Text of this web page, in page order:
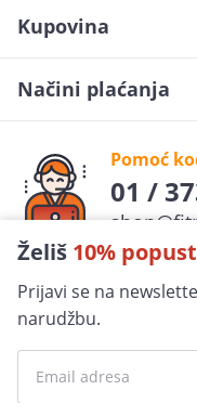
Želiš 10%
Prijavi se na
narudžbu.
Kupovina
Načini plaćanja
Pomoć
01 /
pratite nas
Sigurna